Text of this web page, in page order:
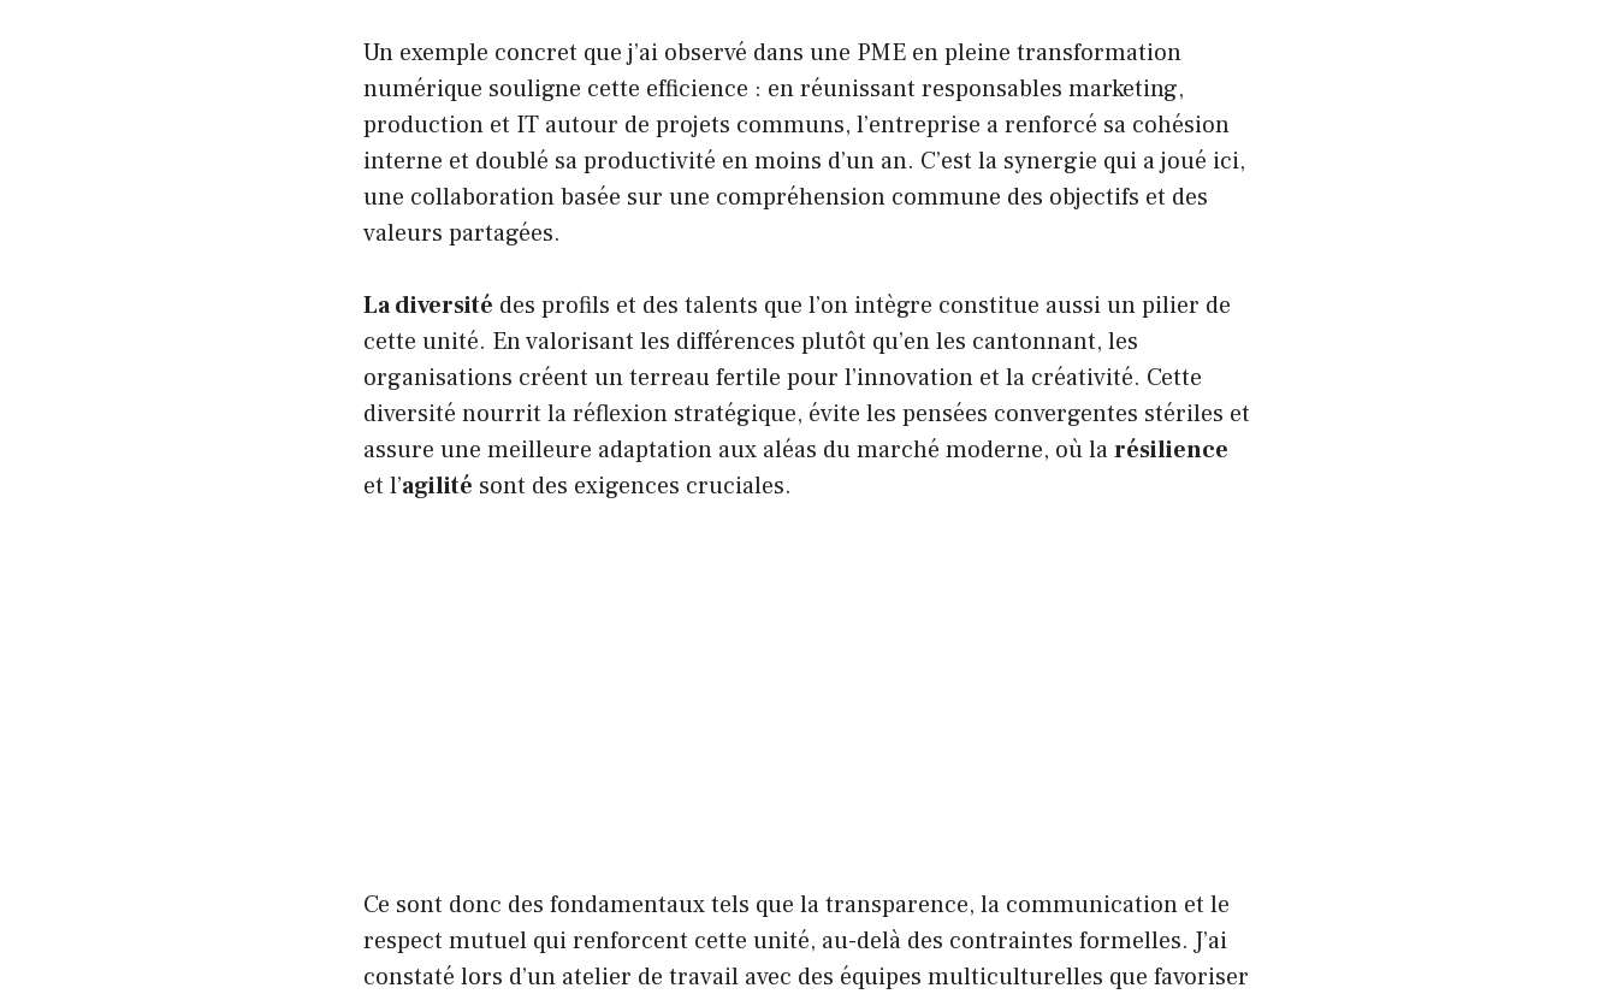
Un exemple concret que j’ai observé dans une PME en pleine transformation
numérique souligne cette efficience : en réunissant responsables marketing,
production et IT autour de projets communs, l’entreprise a renforcé sa cohésion
interne et doublé sa productivité en moins d’un an. C’est la synergie qui a joué ici,
une collaboration basée sur une compréhension commune des objectifs et des
valeurs partagées.
La diversité des profils et des talents que l’on intègre constitue aussi un pilier de
cette unité. En valorisant les différences plutôt qu’en les cantonnant, les
organisations créent un terreau fertile pour l’innovation et la créativité. Cette
diversité nourrit la réflexion stratégique, évite les pensées convergentes stériles et
assure une meilleure adaptation aux aléas du marché moderne, où larésilience
et l’agilité sont des exigences cruciales.
Ce sont donc des fondamentaux tels que la transparence, la communication et le
respect mutuel qui renforcent cette unité, au-delà des contraintes formelles. J’ai
constaté lors d’un atelier de travail avec des équipes multiculturelles que favoriser